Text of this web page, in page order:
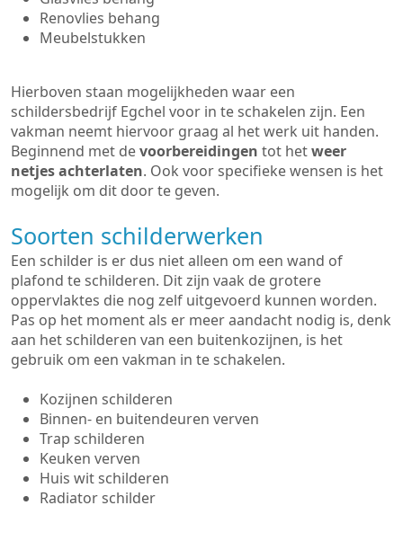
Renovlies behang
Meubelstukken
Hierboven staan mogelijkheden waar een
schildersbedrijf Egchel voor in te schakelen zijn. Een
vakman neemt hiervoor graag al het werk uit handen.
Beginnend met devoorbereidingen tot hetweer
netjes achterlaten. Ook voor specifieke wensen is het
mogelijk om dit door te geven.
Soorten schilderwerken
Een schilder is er dus niet alleen om een wand of
plafond te schilderen. Dit zijn vaak de grotere
oppervlaktes die nog zelf uitgevoerd kunnen worden.
Pas op het moment als er meer aandacht nodig is, denk
aan het schilderen van een buitenkozijnen, is het
gebruik om een vakman in te schakelen.
Kozijnen schilderen
Binnen- en buitendeuren verven
Trap schilderen
Keuken verven
Huis wit schilderen
Radiator schilder